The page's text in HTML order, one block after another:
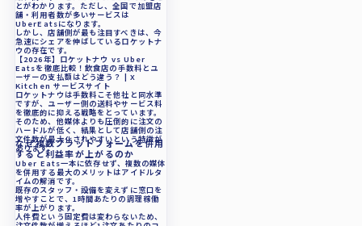
とがわかります。ただし、全国で加盟店
舗・利用者数が多いサービスは
UberEatsになります。
しかし、店舗側が最も注目すべきは、今
急速にシェアを伸ばしているロケットナ
ウの存在です。
【2026年】ロケットナウ vs Uber
Eatsを徹底比較！飲食店の手数料とユ
ーザーの支払額はどう違う？ | X
Kitchen サービスサイト
ロケットナウは手数料こそ他社と同水準
ですが、ユーザー側の送料やサービス料
を徹底的に抑える戦略をとっています。
そのため、他媒体よりも圧倒的に注文の
ハードルが低く、結果として店舗側の注
文件数が最大化されやすいという特徴が
あります。
なぜ複数プラットフォームを併用
すると利益率が上がるのか
Uber Eats一本に依存せず、複数の媒体
を併用する最大のメリットはアイドルタ
イムの解消です。
既存のスタッフ・設備を変えずに窓口を
増やすことで、1時間あたりの調理稼働
率が上がります。
人件費という固定費は変わらないため、